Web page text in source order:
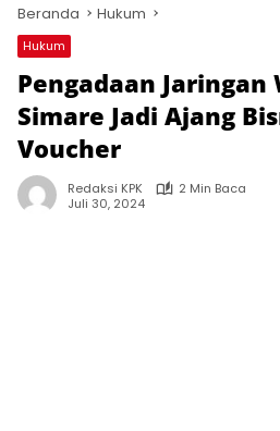
Beranda Hukum
Hukum
Pengadaan Jaringan
Simare Jadi Ajang
Voucher
Redaksi KPK
2 Min Baca
Juli 30, 2024